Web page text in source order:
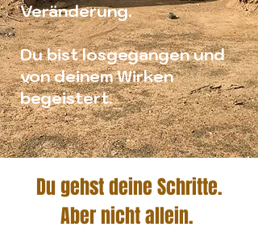
Veränderung.
Du bist losgegangen und
von deinem Wirken
begeistert.
Du gehst deine Schritte.
Aber nicht allein.